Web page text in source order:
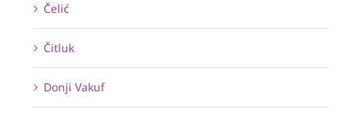
Čelić
Čitluk
Donji Vakuf